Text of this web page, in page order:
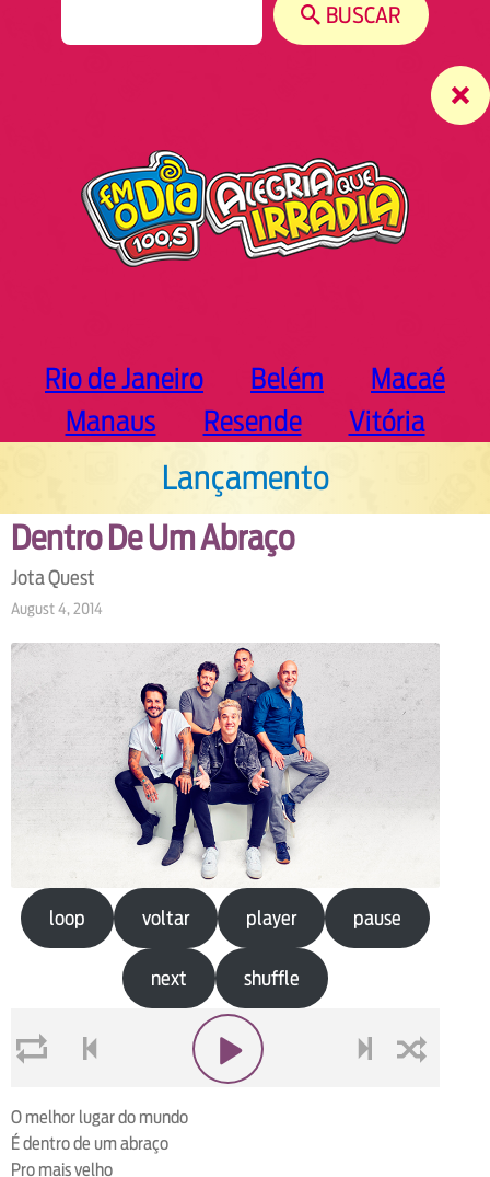
BUSCAR
Rio de Janeiro Belém
Macaé
Manaus
Resende Vitória
Lançamento
Dentro De Um Abraço
Jota Quest
August 4, 2014
loop voltar player pause
next shuffle
O melhor lugar do mundo
É dentro de um abraço
Pro mais velho